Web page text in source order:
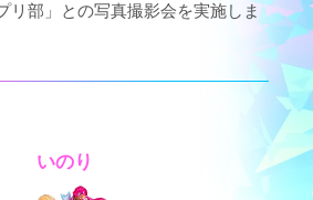
リ部」との写真撮影会を実施しま
いのり